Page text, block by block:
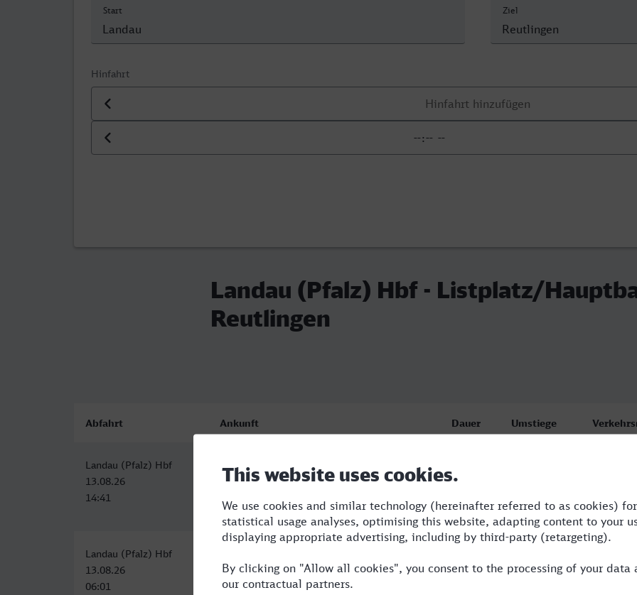
Start Ziel
Hinfahrt
Datum der Hinfahrt
Uhrzeit der Hinfahrt
Landau (Pfalz) Hbf - Listplatz/
Reutlingen
Abfahrt Ankunft Dauer Umstiege
Landau (Pfalz) Hbf
13.08.26
14:41
Listplatz/Hauptbahnhof, Reutlingen
13.08.26
Landau (Pfalz) Hbf
13.08.26
06:01
13.08.26
09:45